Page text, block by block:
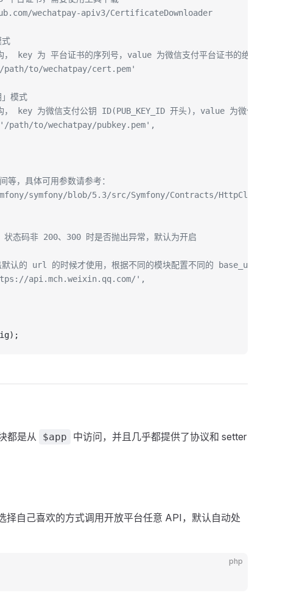
wechatpay-apiv3/CertificateDownloader
key 为 平台证书的序列号，value 为微信支付平台证书的绝对路径
to/wechatpay/cert.pem'
模式
key 为微信支付公钥 ID(PUB_KEY_ID 开头)，value 为微信支付公钥
path/to/wechatpay/pubkey.pem',
，具体可用参数请参考：
symfony/blob/5.3/src/Symfony/Contracts/HttpClient/
态码非 200、300 时是否抛出异常，默认为开启
认的 url 的时候才使用，根据不同的模块配置不同的 base_uri
api.mch.weixin.qq.com/',
都是从 $app
中访问，并且几乎都提供了协议和 setter
择自己喜欢的方式调用开放平台任意 API，默认自动处
php